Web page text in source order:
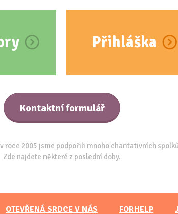
Přihláška
Kontaktní formulář
roce 2005 jsme podpořili mnoho charitativních
Zde najdete některé z poslední doby.
OTEVŘENÁ SRDCE V NÁS FORHELP